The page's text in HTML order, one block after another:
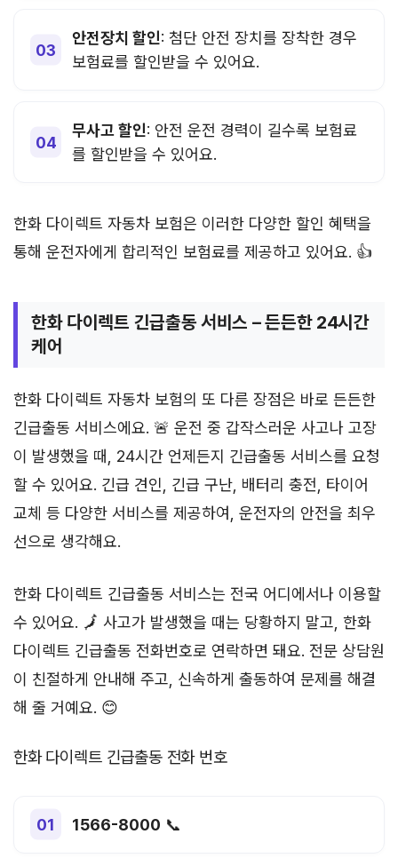
안전장치 할인: 첨단 안전 장치를 장착한 경우
보험료를 할인받을 수 있어요.
무사고 할인: 안전 운전 경력이 길수록 보험료
를 할인받을 수 있어요.
한화 다이렉트 자동차 보험은 이러한 다양한 할인 혜택을
통해 운전자에게 합리적인 보험료를 제공하고 있어요. 👍
한화 다이렉트 긴급출동 서비스 – 든든한 24시간
케어
한화 다이렉트 자동차 보험의 또 다른 장점은 바로 든든한
긴급출동 서비스에요. 🚨 운전 중 갑작스러운 사고나 고장
이 발생했을 때, 24시간 언제든지 긴급출동 서비스를 요청
할 수 있어요. 긴급 견인, 긴급 구난, 배터리 충전, 타이어
교체 등 다양한 서비스를 제공하여, 운전자의 안전을 최우
선으로 생각해요.
한화 다이렉트 긴급출동 서비스는 전국 어디에서나 이용할
수 있어요. 🗾 사고가 발생했을 때는 당황하지 말고, 한화
다이렉트 긴급출동 전화번호로 연락하면 돼요. 전문 상담원
이 친절하게 안내해 주고, 신속하게 출동하여 문제를 해결
해 줄 거예요. 😊
한화 다이렉트 긴급출동 전화 번호
1566-8000 📞